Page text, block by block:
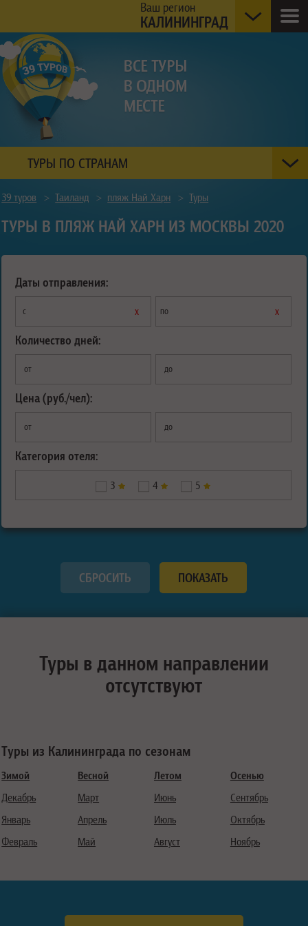
Ваш регион
КАЛИНИНГРАД
ТУРЫ ПО СТРАНАМ
39 туров > Таиланд > пляж Най Харн > Туры
ТУРЫ В ПЛЯЖ НАЙ ХАРН ИЗ МОСКВЫ 2020
Даты отправления:
с х по х
Количество дней:
от до
Цена (руб./чел):
от до
Категория отеля:
3 4 5
Туры в данном направлении
отсутствуют
Туры из Калининграда по сезонам
Зимой
Декабрь
Январь
Февраль
Весной
Март
Апрель
Май
Летом
Июнь
Июль
Август
Осенью
Сентябрь
Октябрь
Ноябрь